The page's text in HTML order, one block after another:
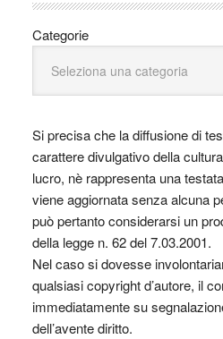
Categorie
Si precisa che la diffusione di
carattere divulgativo della
lucro, nè rappresenta una
viene aggiornata senza alcuna
può pertanto considerarsi un
della legge n. 62 del 7.03.2001.
Nel caso si dovesse
qualsiasi copyright d’autore, il
immediatamente su
dell’avente diritto.